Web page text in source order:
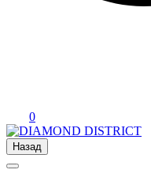
0
Назад